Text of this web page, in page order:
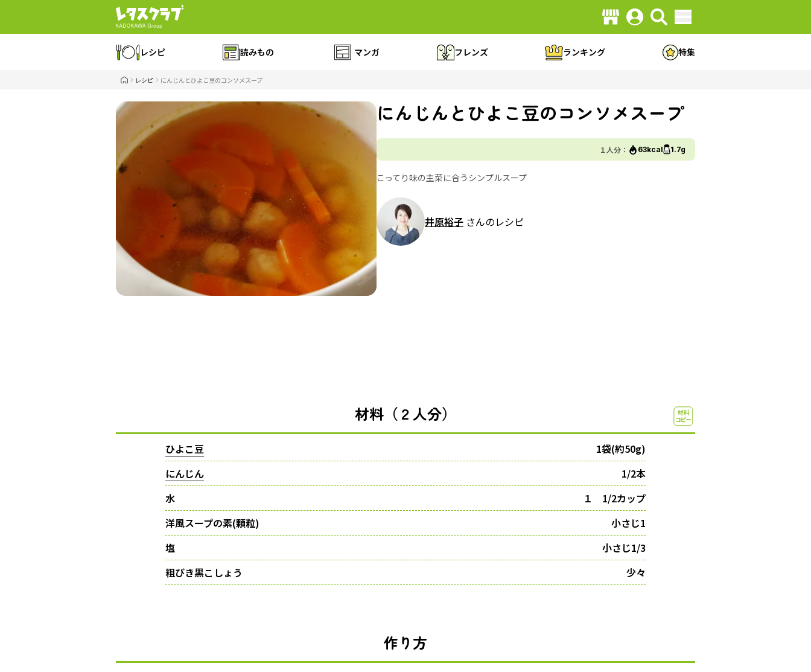
レシピ 読みもの マンガ フレンズ ランキング 特集
レシピ にんじんとひよこ豆のコンソメスープ
にんじんとひよこ豆のコンソメスープ
１人分： 63kcal 1.7g
こってり味の主菜に合うシンプルスープ
井原裕子 さんのレシピ
材料（２人分）
ひよこ豆
1袋(約50g)
にんじん
1/2本
水
１ 1/2カップ
洋風スープの素(顆粒)
小さじ1
塩
小さじ1/3
粗びき黒こしょう
少々
作り方